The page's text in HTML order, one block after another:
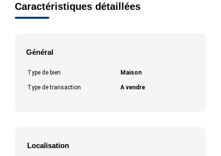
Caractéristiques détaillées
Général
Type de bien Maison
Type de transaction A vendre
Localisation